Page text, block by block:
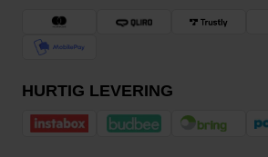
HURTIG LEVERING